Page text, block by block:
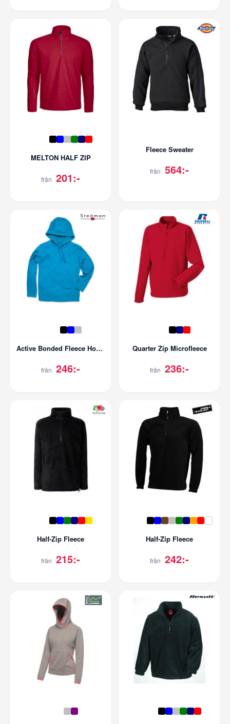
MELTON HALF ZIP
från 201:-
Fleece Sweater
från 564:-
Active Bonded Fleece Hoody
från 246:-
Quarter Zip Microfleece
från 236:-
Half-Zip Fleece
från 215:-
Half-Zip Fleece
från 242:-